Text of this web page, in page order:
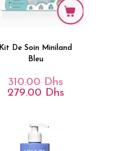
Kit De Soin Miniland
Bleu
310.00DhsLe
Prix
279.00 DhsLe